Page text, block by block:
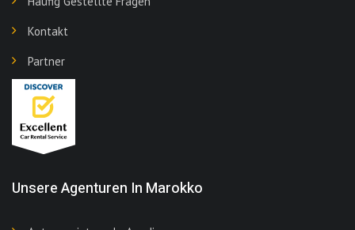
Kontakt
Partner
Unsere Agenturen In Marokko